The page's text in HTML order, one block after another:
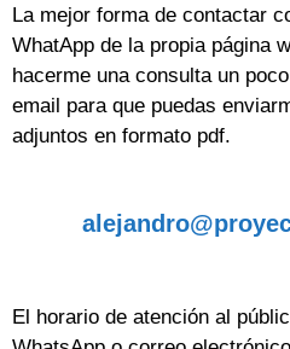
La mejor forma de contactar
WhatApp de la propia página
hacerme una consulta un
email para que puedas
adjuntos en formato pdf.
El horario de atención al